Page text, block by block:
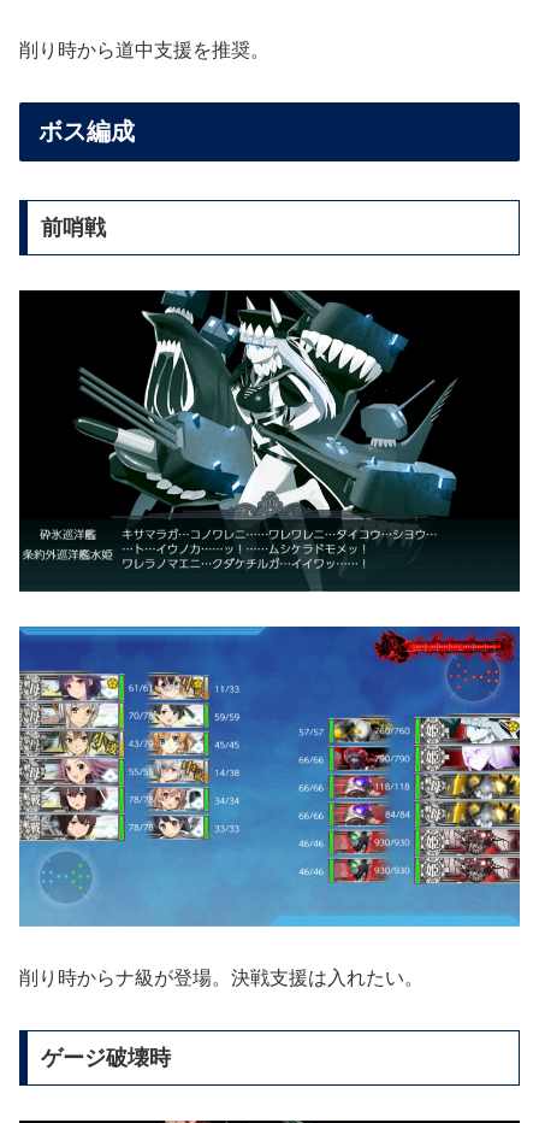
削り時から道中支援を推奨。
ボス編成
前哨戦
削り時からナ級が登場。決戦支援は入れたい。
ゲージ破壊時